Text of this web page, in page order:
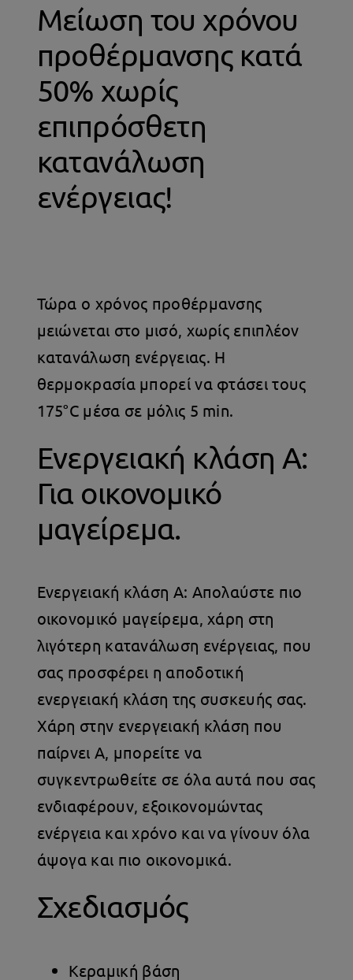
Μείωση του χρόνου
προθέρμανσης κατά
50% χωρίς
επιπρόσθετη
κατανάλωση
ενέργειας!
Τώρα ο χρόνος προθέρμανσης
μειώνεται στο μισό, χωρίς επιπλέον
κατανάλωση ενέργειας. Η
θερμοκρασία μπορεί να φτάσει τους
175°C μέσα σε μόλις 5 min.
Ενεργειακή κλάση Α:
Για οικονομικό
μαγείρεμα.
Ενεργειακή κλάση Α: Απολαύστε πιο
οικονομικό μαγείρεμα, χάρη στη
λιγότερη κατανάλωση ενέργειας, που
σας προσφέρει η αποδοτική
ενεργειακή κλάση της συσκευής σας.
Χάρη στην ενεργειακή κλάση που
παίρνει Α, μπορείτε να
συγκεντρωθείτε σε όλα αυτά που σας
ενδιαφέρουν, εξοικονομώντας
ενέργεια και χρόνο και να γίνουν όλα
άψογα και πιο οικονομικά.
Σχεδιασμός
Κεραμική βάση